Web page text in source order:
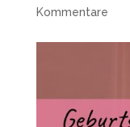
Kommentare